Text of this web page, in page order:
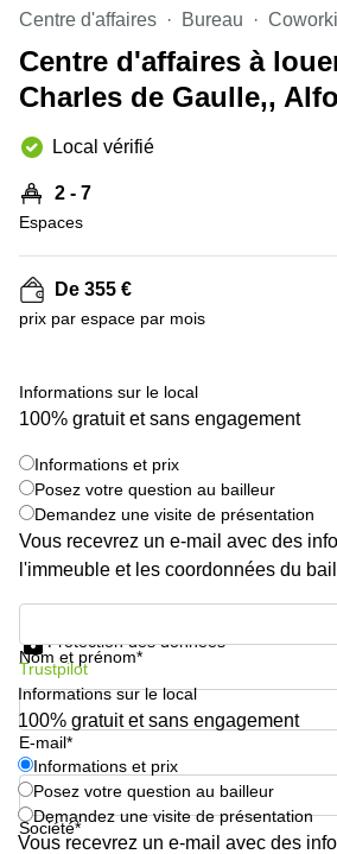
Strasbourg
d'affaires
Toulouse
Toulouse
Coworking
Centres
Lyon
Centre
Montpellier
Centre d'affaires Bureau
Centre d'affaires à
Charles de Gaulle,,
Local vérifié
2 - 7
Espaces
De 355 €
prix par espace par mois
Informations sur le local
100% gratuit et sans engagement
Informations et prix
Posez votre question au bailleur
Demandez une visite de présentation
Vous recevrez un e-mail avec des
l'immeuble et les coordonnées du
Nom et prénom*
E-mail*
Société*
Protection des données
Trustpilot
Informations sur le local
100% gratuit et sans engagement
Informations et prix
Posez votre question au bailleur
Demandez une visite de présentation
Vous recevrez un e-mail avec des